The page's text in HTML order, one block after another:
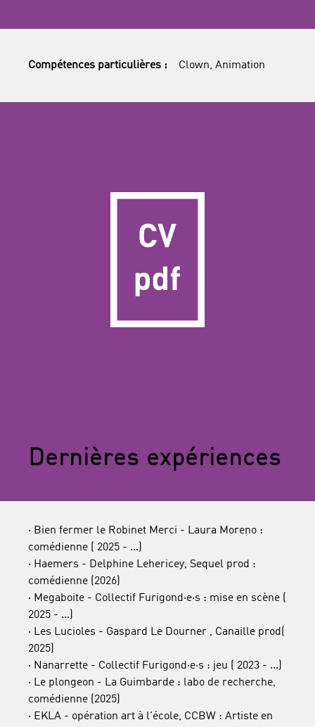
Compétences particulières : Clown, Animation
Dernières expériences
· Bien fermer le Robinet Merci - Laura Moreno :
comédienne ( 2025 - ...)
· Haemers - Delphine Lehericey, Sequel prod :
comédienne (2026)
· Megaboite - Collectif Furigond·e·s : mise en scène (
2025 - ...)
· Les Lucioles - Gaspard Le Dourner , Canaille prod(
2025)
· Nanarrette - Collectif Furigond·e·s : jeu ( 2023 - ...)
· Le plongeon - La Guimbarde : labo de recherche,
comédienne (2025)
· EKLA - opération art à l'école, CCBW : Artiste en